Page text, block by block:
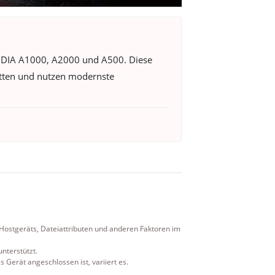
A1000, A2000 und A500. Diese
und nutzen modernste
Dateiattributen und anderen Faktoren im
Gerät angeschlossen ist, variiert es.